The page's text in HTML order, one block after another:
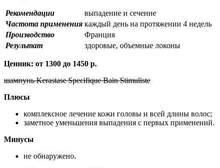
Рекомендации
выпадение и сечение
Частота применения каждый день на протяжении 4 недель
Производство
Франция
Результат
здоровые, объемные локоны
Ценник: от 1300 до 1450 р.
шампунь Kerastase Specifique Bain Stimuliste
Плюсы
комплексное лечение кожи головы и всей длины волос;
заметное уменьшения выпадения с первых применений.
Минусы
не обнаружено.